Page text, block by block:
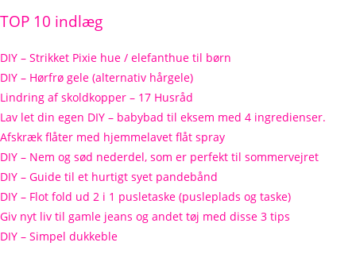
TOP 10 indlæg
DIY – Strikket Pixie hue / elefanthue til børn
DIY – Hørfrø gele (alternativ hårgele)
Lindring af skoldkopper – 17 Husråd
Lav let din egen DIY – babybad til eksem med 4 ingredienser.
Afskræk flåter med hjemmelavet flåt spray
DIY – Nem og sød nederdel, som er perfekt til sommervejret
DIY – Guide til et hurtigt syet pandebånd
DIY – Flot fold ud 2 i 1 pusletaske (pusleplads og taske)
Giv nyt liv til gamle jeans og andet tøj med disse 3 tips
DIY – Simpel dukkeble